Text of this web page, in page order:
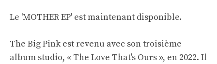
Le 'MOTHER EP' est maintenant disponible.
The Big Pink est revenu avec son troisième
album studio, « The Love That's Ours », en 2022. Il